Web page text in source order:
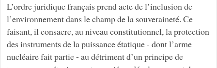
L’ordre juridique français prend acte de l’inclusion de
l’environnement dans le champ de la souveraineté. Ce
faisant, il consacre, au niveau constitutionnel, la protection
des instruments de la puissance étatique - dont l’arme
nucléaire fait partie - au détriment d’un principe de